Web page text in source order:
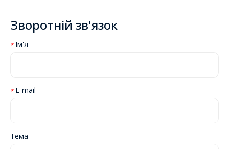
Зворотній зв'язок
Ім'я
E-mail
Тема